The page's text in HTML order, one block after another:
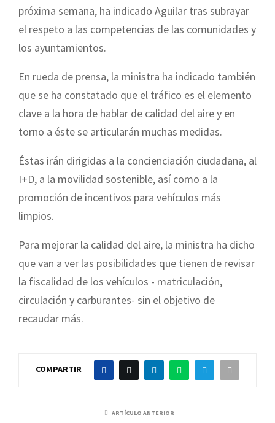
próxima semana, ha indicado Aguilar tras subrayar
el respeto a las competencias de las comunidades y
los ayuntamientos.
En rueda de prensa, la ministra ha indicado también
que se ha constatado que el tráfico es el elemento
clave a la hora de hablar de calidad del aire y en
torno a éste se articularán muchas medidas.
Éstas irán dirigidas a la concienciación ciudadana, al
I+D, a la movilidad sostenible, así como a la
promoción de incentivos para vehículos más
limpios.
Para mejorar la calidad del aire, la ministra ha dicho
que van a ver las posibilidades que tienen de revisar
la fiscalidad de los vehículos - matriculación,
circulación y carburantes- sin el objetivo de
recaudar más.
COMPARTIR
ARTÍCULO ANTERIOR